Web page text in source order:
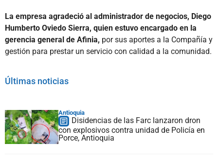
La empresa agradeció al administrador de negocios, Diego
Humberto Oviedo Sierra, quien estuvo encargado en la
gerencia general de Afinia, por sus aportes a la Compañía y
gestión para prestar un servicio con calidad a la comunidad.
Últimas noticias
Antioquia
Disidencias de las Farc lanzaron dron
con explosivos contra unidad de Policía en
Porce, Antioquia